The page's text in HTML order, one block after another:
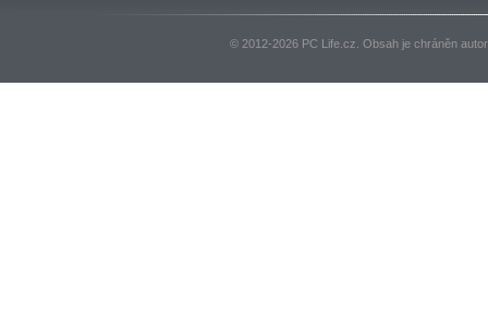
© 2012-2026 PC Life.cz. Obsah je chráněn